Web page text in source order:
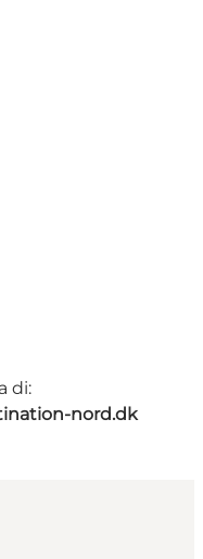
di:
nord.dk